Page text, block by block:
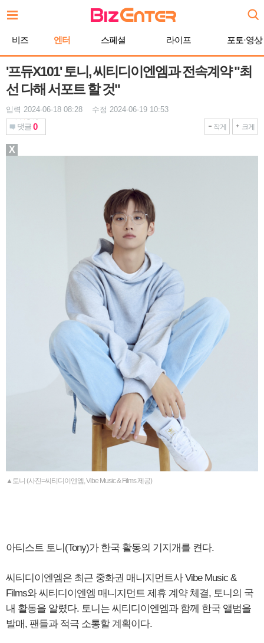
문
비즈 엔터 스페셜 라이프 포토·영상
'프듀X101' 토니, 씨티디이엔엠과 전속계약 "최
선 다해 서포트 할 것"
입력 2024-06-18 08:28 수정 2024-06-19 10:53
댓글 0 작게 크게
▲토니 (사진=씨티디이엔엠, Vibe Music & Films 제공)
아티스트 토니(Tony)가 한국 활동의 기지개를 켠다.
씨티디이엔엠은 최근 중화권 매니지먼트사 Vibe Music &
Films와 씨티디이엔엠 매니지먼트 제휴 계약 체결, 토니의 국
내 활동을 알렸다. 토니는 씨티디이엔엠과 함께 한국 앨범을
발매, 팬들과 적극 소통할 계획이다.
X